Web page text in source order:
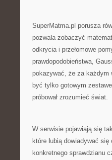
SuperMatma.pl porusza
pozwala zobaczyć
odkrycia i przełomowe
prawdopodobieństwa,
pokazywać, że za każdym
być tylko gotowym
próbował zrozumieć świat.
W serwisie pojawiają się
które lubią dowiadywać
konkretnego sprawdzianu